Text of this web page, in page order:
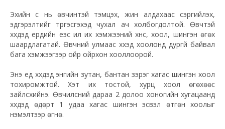
Эхийн сүү нь өвчинтэй тэмцэх, жин алдахаас сэргийлэх,
эдгэрэлтийг түргэсгэхэд чухал ач холбогдолтой. Өвчтэй
хүүхдэд ердийн үеэс илүү их хэмжээний хүнс, хоол, шингэн өгөх
шаардлагатай. Өвчний улмаас хүүхэд хоолонд дургүй байвал
бага хэмжээгээр ойр ойрхон хооллоорой.
Энэ үед хүүхдэд энгийн зутан, бантан зэрэг хагас шингэн хоол
тохиромжтой. Хэт их тостой, хурц хоол өгөхөөс
зайлсхийнэ. Өвчилсний дараа 2 долоо хоногийн хугацаанд
хүүхдэд өдөрт 1 удаа хагас шингэн эсвэл өтгөн хоолыг
нэмэлтээр өгнө.